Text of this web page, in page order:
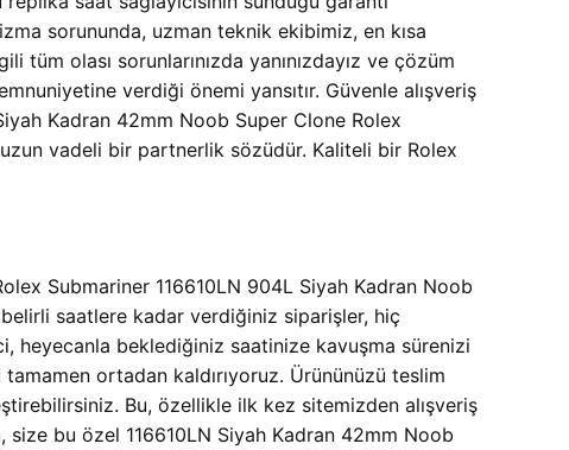
sorununda, uzman teknik ekibimiz, en kısa
olası sorunlarınızda yanınızdayız ve çözüm
verdiği önemi yansıtır. Güvenle alışveriş
Kadran 42mm Noob Super Clone Rolex
vadeli bir partnerlik sözüdür. Kaliteli bir Rolex
Submariner 116610LN 904L Siyah Kadran Noob
saatlere kadar verdiğiniz siparişler, hiç
heyecanla beklediğiniz saatinize kavuşma sürenizi
ortadan kaldırıyoruz. Ürününüzü teslim
Bu, özellikle ilk kez sitemizden alışveriş
bu özel 116610LN Siyah Kadran 42mm Noob